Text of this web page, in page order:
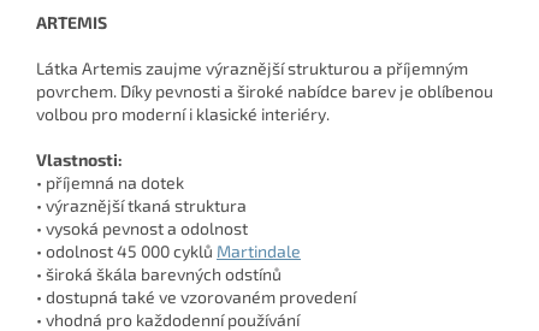
ARTEMIS
Látka Artemis zaujme výraznější strukturou a příjemným
povrchem. Díky pevnosti a široké nabídce barev je oblíbenou
volbou pro moderní i klasické interiéry.
Vlastnosti:
• příjemná na dotek
• výraznější tkaná struktura
• vysoká pevnost a odolnost
• odolnost 45 000 cyklů Martindale
• široká škála barevných odstínů
• dostupná také ve vzorovaném provedení
• vhodná pro každodenní používání